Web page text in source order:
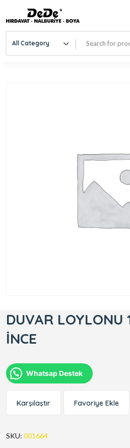
All Category
DUVAR LOYLONU
İNCE
Whatsap Destek
Karşılaştır Favoriye Ekle
SKU: 001664